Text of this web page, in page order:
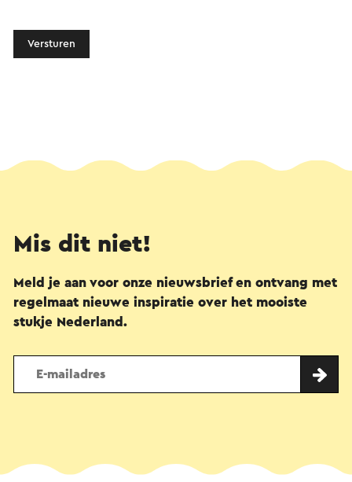
Versturen
Mis dit niet!
Meld je aan voor onze nieuwsbrief en ontvang met
regelmaat nieuwe inspiratie over het mooiste
stukje Nederland.